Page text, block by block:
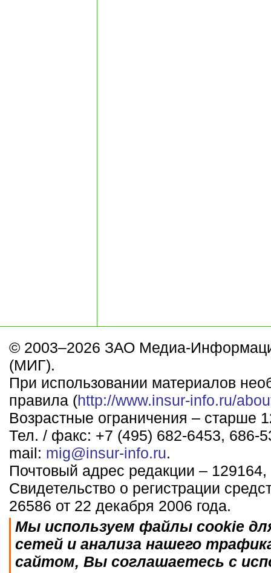
© 2003–2026 ЗАО Медиа-
(МИГ).
При использовании материалов
правила (http://www.insur-info.ru/
Возрастные ограничения – старше
Тел. / факс: +7 (495) 682-6453, 686-
mail: mig@insur-info.ru.
Почтовый адрес редакции –
Свидетельство о регистрации
26586 от 22 декабря 2006 года.
Мы используем файлы cookie
сетей и анализа нашего
сайтом, Вы соглашаетесь с